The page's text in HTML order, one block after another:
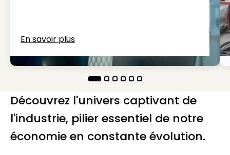
En savoir plus
Découvrez l'univers captivant de
l'industrie, pilier essentiel de notre
économie en constante évolution.